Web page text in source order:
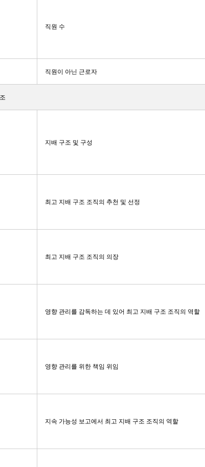
직원 수
직원이 아닌 근로자
지배 구조 및 구성
최고 지배 구조 조직의 추천 및 선정
최고 지배 구조 조직의 의장
영향 관리를 감독하는 데 있어 최고 지배 구조 조직의 역할
영향 관리를 위한 책임 위임
지속 가능성 보고에서 최고 지배 구조 조직의 역할